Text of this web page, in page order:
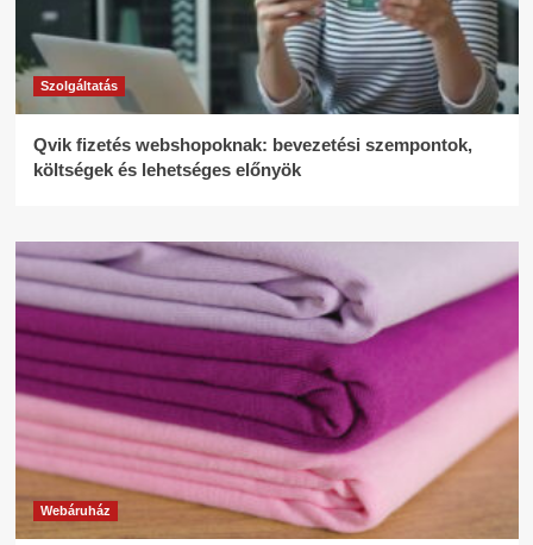
Szolgáltatás
Qvik fizetés webshopoknak: bevezetési szempontok,
költségek és lehetséges előnyök
Webáruház